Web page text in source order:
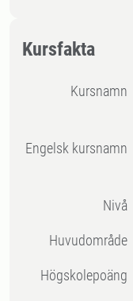
Kursfakta
Kursnamn
Engelsk kursnamn
Nivå
Huvudområde
högskolepoäng